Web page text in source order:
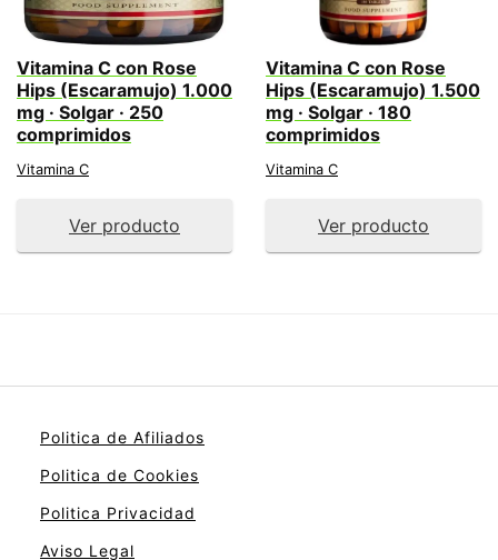
Vitamina C con Rose
Hips (Escaramujo) 1.000
mg · Solgar · 250
comprimidos
Vitamina C
Ver producto
Vitamina C con Rose
Hips (Escaramujo) 1.500
mg · Solgar · 180
comprimidos
Vitamina C
Ver producto
Politica de Afiliados
Politica de Cookies
Politica Privacidad
Aviso Legal